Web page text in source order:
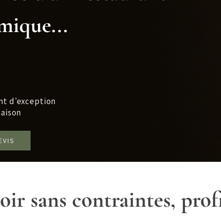
d'exception
sans contraintes,